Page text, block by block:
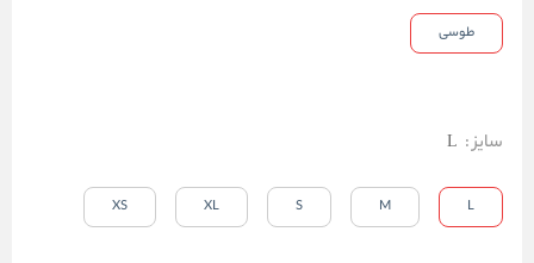
طوسی
سایز:
L
L
M
S
XL
XS